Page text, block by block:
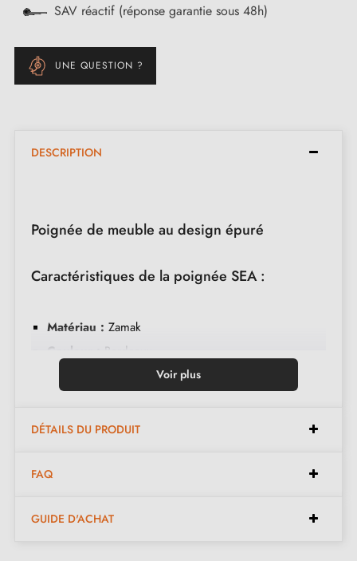
SAV réactif (réponse garantie sous 48h)
UNE QUESTION ?
DESCRIPTION
Poignée de meuble au design épuré
Caractéristiques de la poignée SEA :
Matériau : Zamak
Couleur :
Bordeaux
Nettoyer avec un chiffon doux
Disponibles en 8 couleurs différentes
Dimensions :
Espacement :
Voir plus
DÉTAILS DU PRODUIT
FAQ
GUIDE D'ACHAT